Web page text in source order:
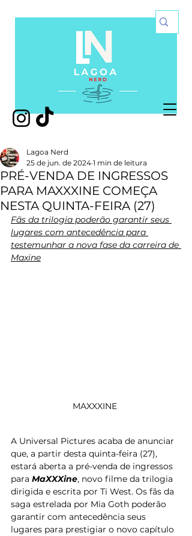
PRÉ-VENDA DE INGRESSOS
PARA MAXXXINE COMEÇA
NESTA QUINTA-FEIRA (27)
Lagoa Nerd
25 de jun. de 2024 1 min de leitura
Fãs da trilogia poderão garantir seus
lugares com antecedência para
testemunhar a nova fase da carreira de
Maxine
MAXXXINE
A Universal Pictures acaba de anunciar
que, a partir desta quinta-feira (27),
estará aberta a pré-venda de ingressos
para MaXXXine, novo filme da trilogia
dirigida e escrita por Ti West. Os fãs da
saga estrelada por Mia Goth poderão
garantir com antecedência seus
lugares para prestigiar o novo capítulo